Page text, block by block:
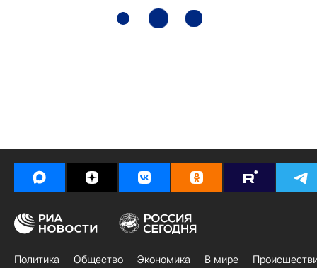
Политика Общество Экономика В мире